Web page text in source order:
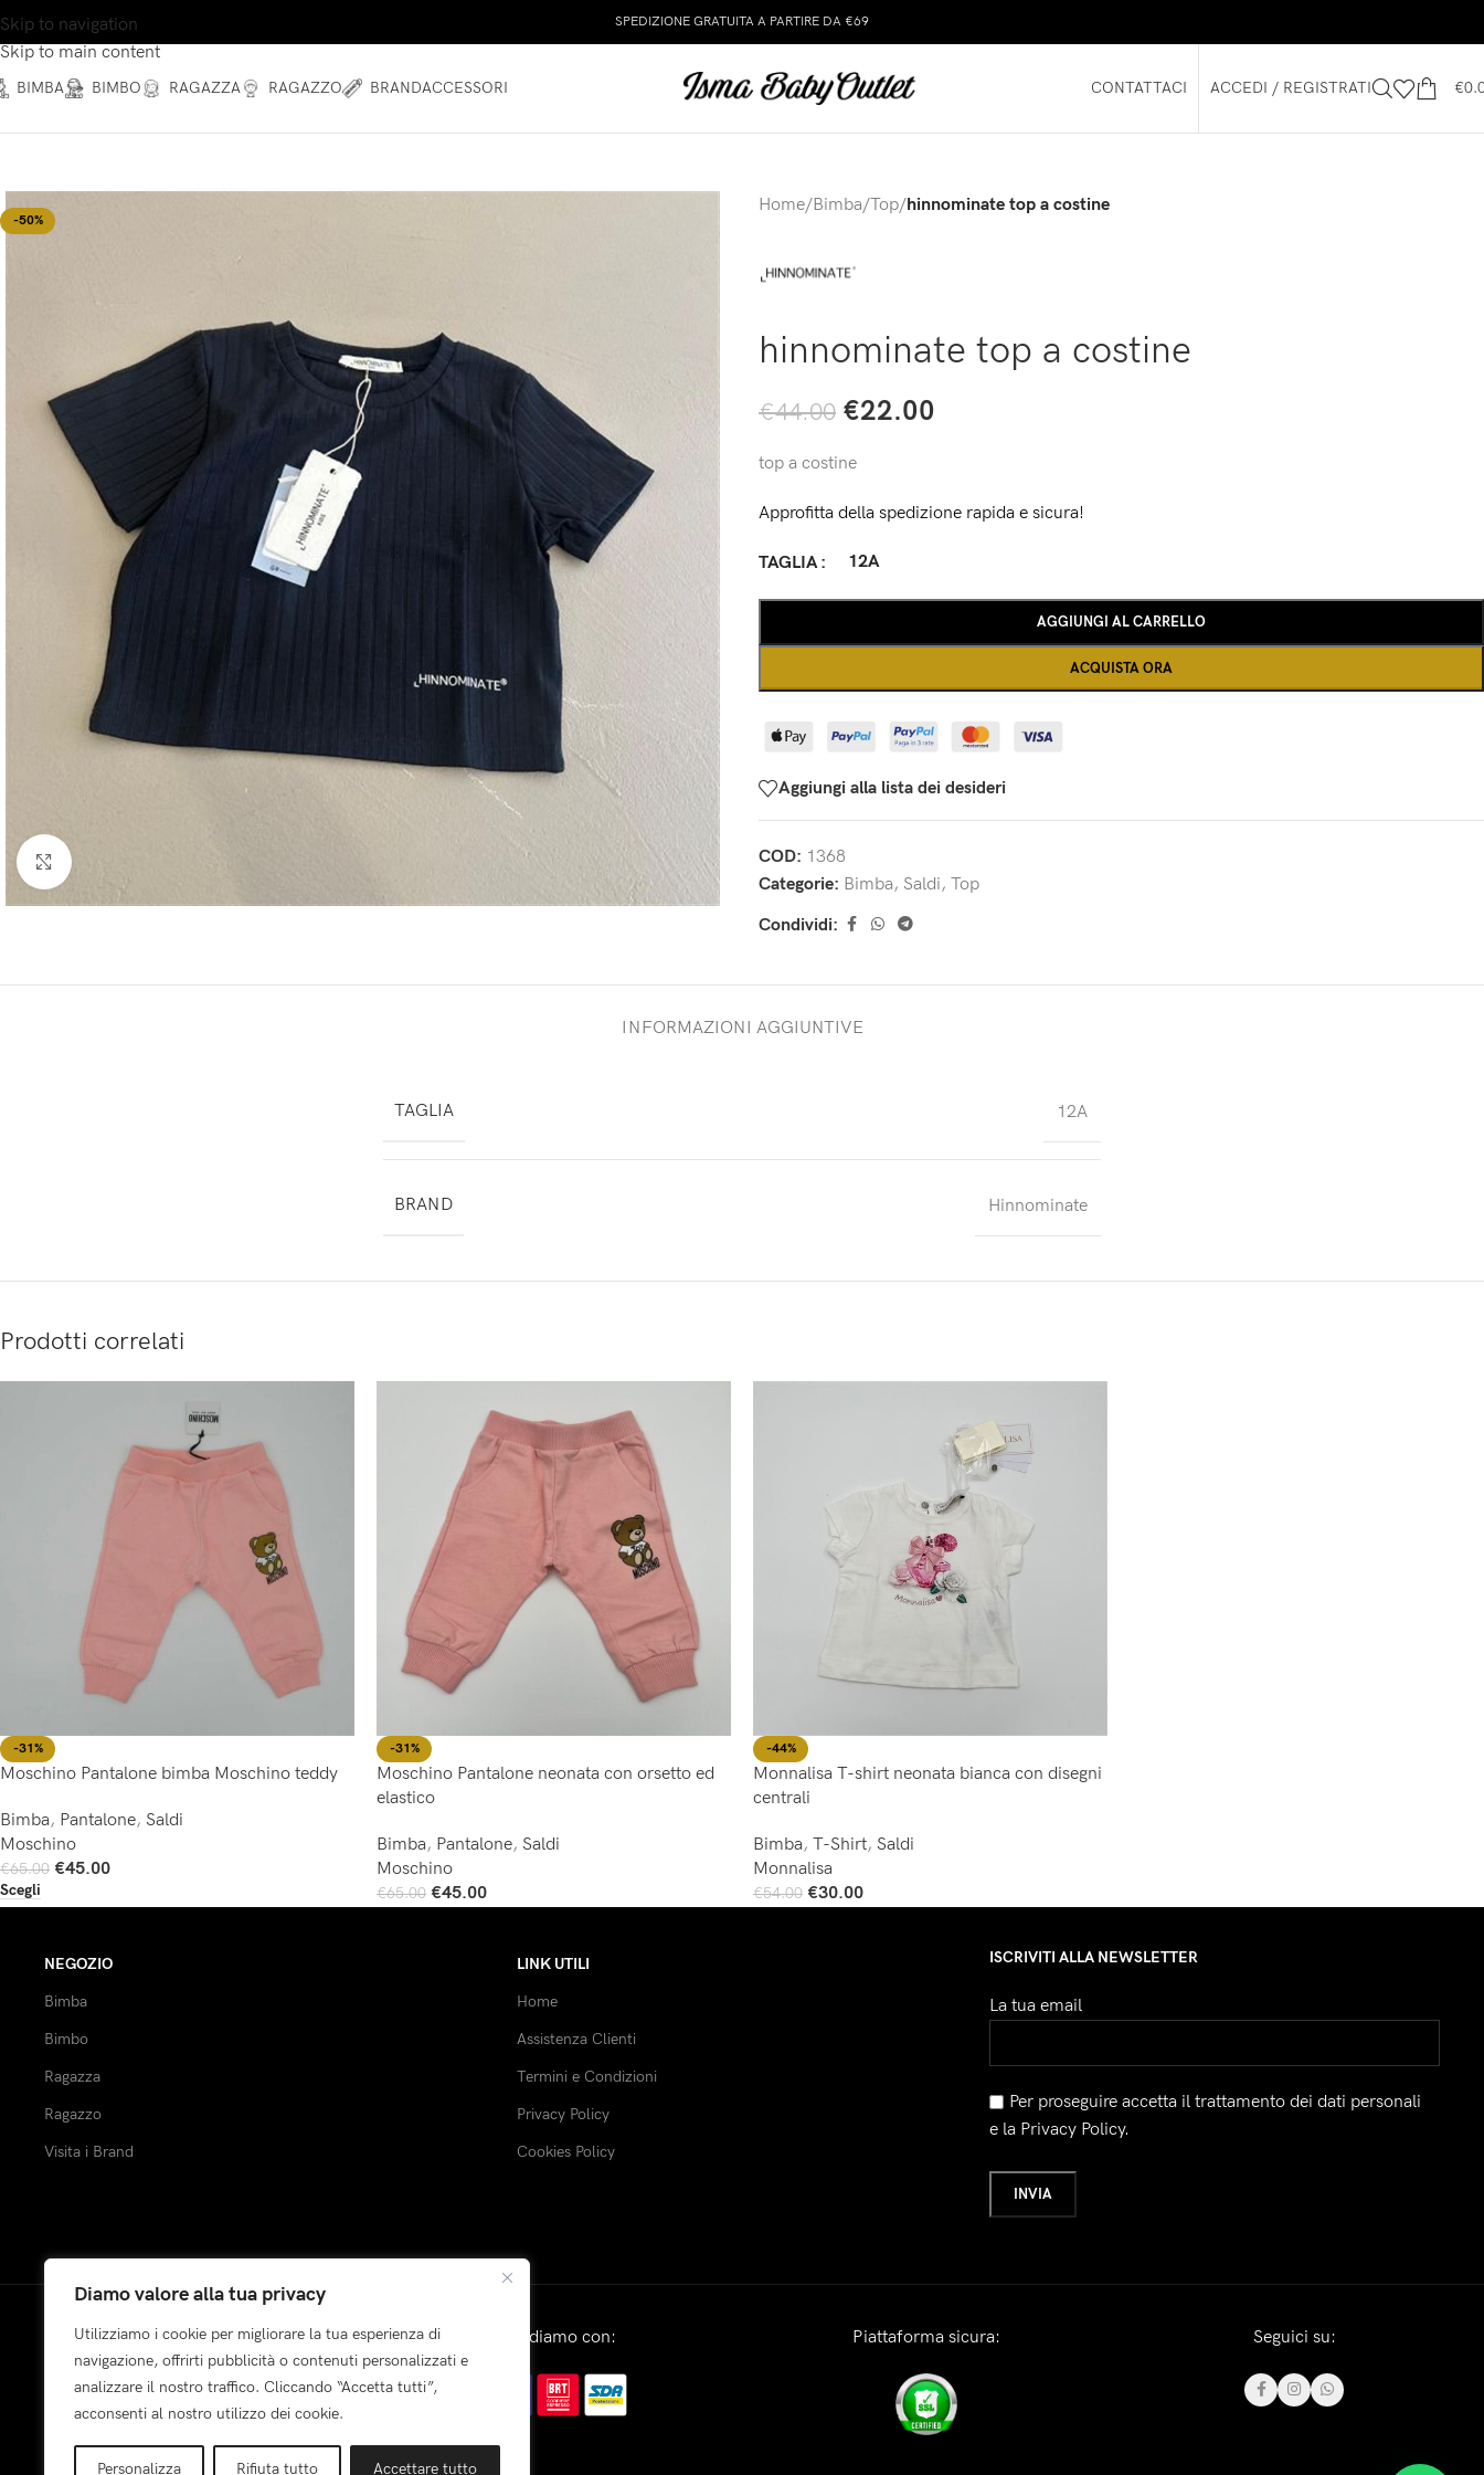
Diamo valore alla tua privacy
Utilizziamo i cookie per migliorare la tua esperienza di
navigazione, offrirti pubblicità o contenuti personalizzati e
analizzare il nostro traffico. Cliccando “Accetta tutti”,
acconsenti al nostro utilizzo dei cookie.
Personalizza Rifiuta tutto Accettare tutto
Skip to navigation
Skip to main content
SPEDIZIONE GRATUITA A PARTIRE DA €69
BIMBA BIMBO RAGAZZA RAGAZZO BRANDACCESSORI CONTATTACI ACCEDI / REGISTRATI €
-50%
Home/Bimba/Top/hinnominate top a costine
hinnominate top a costine
€44.00 €22.00
top a costine
Approfitta della spedizione rapida e sicura!
TAGLIA 12A
AGGIUNGI AL CARRELLO
ACQUISTA ORA
Aggiungi alla lista dei desideri
COD: 1368
Categorie: Bimba, Saldi, Top
Condividi:
INFORMAZIONI AGGIUNTIVE
TAGLIA 12A
BRAND Hinnominate
Prodotti correlati
-31%
Moschino Pantalone bimba Moschino teddy
Bimba, Pantalone, Saldi
Moschino
€65.00 €45.00
Scegli
-31%
Moschino Pantalone neonata con orsetto ed
elastico
Bimba, Pantalone, Saldi
Moschino
€65.00 €45.00
-44%
Monnalisa T-shirt neonata bianca con disegni
centrali
Bimba, T-Shirt, Saldi
Monnalisa
€54.00 €30.00
NEGOZIO
Bimba
Bimbo
Ragazza
Ragazzo
Visita i Brand
LINK UTILI
Home
Assistenza Clienti
Termini e Condizioni
Privacy Policy
Cookies Policy
ISCRIVITI ALLA NEWSLETTER
La tua email
Per proseguire accetta il trattamento dei dati personali
e la Privacy Policy.
Pagamenti: Spediamo con: Piattaforma sicura: Seguici su: